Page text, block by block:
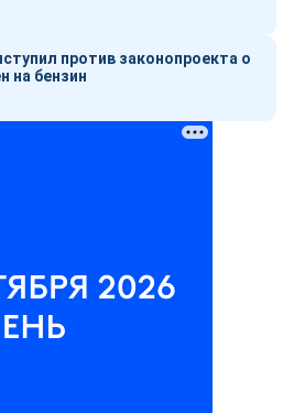
против законопроекта о
на бензин